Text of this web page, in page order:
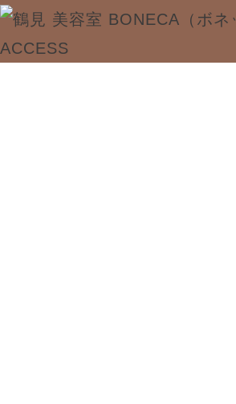
ACCESS